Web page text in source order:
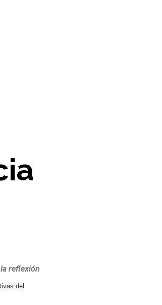
reflexión
del